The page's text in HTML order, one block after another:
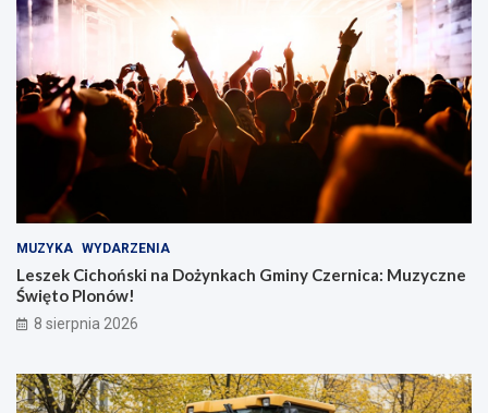
MUZYKA WYDARZENIA
Leszek Cichoński na Dożynkach Gminy Czernica: Muzyczne
Święto Plonów!
8 sierpnia 2026